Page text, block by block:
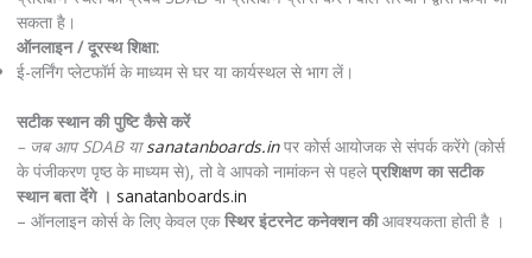
सकता है।
ऑनलाइन / दूरस्थ शिक्षा:
ई-लर्निंग प्लेटफॉर्म के माध्यम से घर या कार्यस्थल से भाग लें।
सटीक स्थान की पुष्टि कैसे करें
– जब आप SDAB याsanatanboards.inपर कोर्स आयोजक से संपर्क करेंगे (कोर्स
के पंजीकरण पृष्ठ के माध्यम से), तो वे आपको नामांकन से पहलेप्रशिक्षण का सटीक
स्थान बता देंगे । sanatanboards.in
– ऑनलाइन कोर्स के लिए केवल एकस्थिर इंटरनेट कनेक्शन कीआवश्यकता होती है ।